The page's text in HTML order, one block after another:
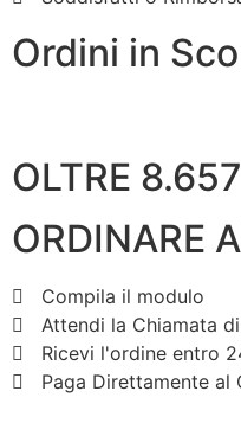
Ordini in
OLTRE
ORDINARE
Compila il modulo
Attendi la Chiamata
Ricevi l'ordine entro
Paga Direttamente al